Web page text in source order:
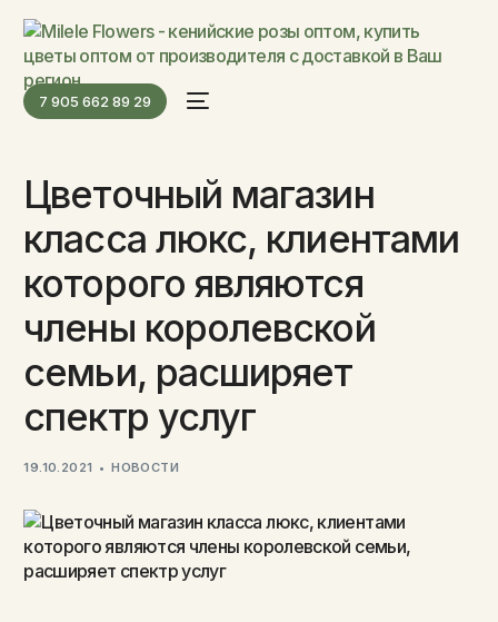
7 905 662 89 29
Цветочный магазин
класса люкс, клиентами
которого являются
члены королевской
семьи, расширяет
спектр услуг
19.10.2021 НОВОСТИ